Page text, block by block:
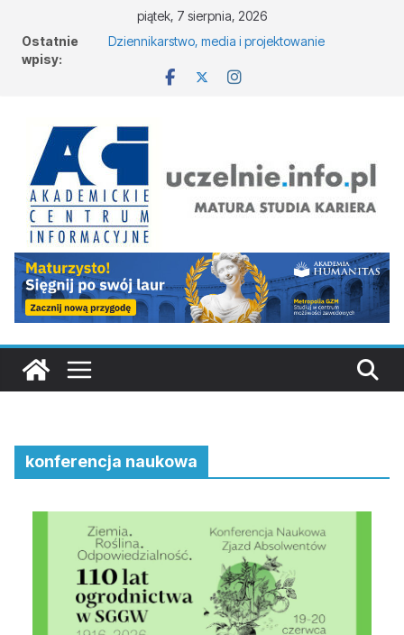
piątek, 7 sierpnia, 2026
Ostatnie
wpisy:
Dziennikarstwo, media i projektowanie
Biotechnologia – Uniwersytet Przyrodniczy w
Turystyka – Uniwersytet Wrocławski
Oceanotechnika w Szczecinie
konferencja naukowa